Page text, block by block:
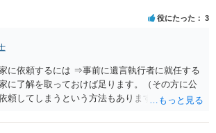
ことがよろしいように思います。
役にたった 3
に依頼するには ⇒事前に遺言執行者に就任する
に了解を取っておけば足ります。（その方に公
頼してしまうという方法もあります） 事前に了
就任し、遺言執行が完了したときの報酬だけ、